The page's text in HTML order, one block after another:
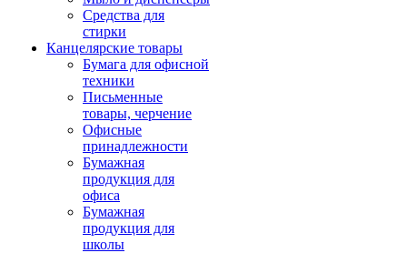
Средства для
стирки
Канцелярские товары
Бумага для офисной
техники
Письменные
товары, черчение
Офисные
принадлежности
Бумажная
продукция для
офиса
Бумажная
продукция для
школы